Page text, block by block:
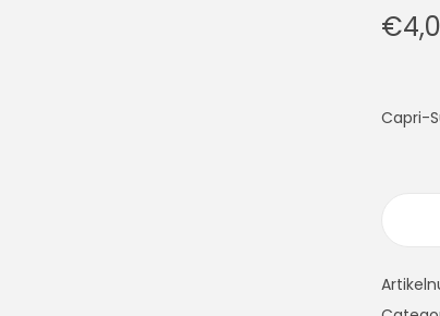
€
Capri-